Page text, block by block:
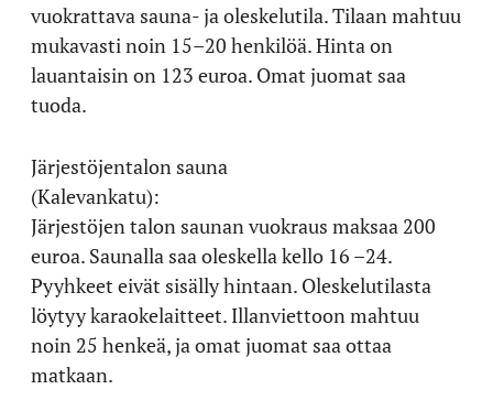
vuokrattava sauna- ja oleskelutila. Tilaan mahtuu
mukavasti noin 15–20 henkilöä. Hinta on
lauantaisin on 123 euroa. Omat juomat saa
tuoda.
Järjestöjentalon sauna
(Kalevankatu):
Järjestöjen talon saunan vuokraus maksaa 200
euroa. Saunalla saa oleskella kello 16 –24.
Pyyhkeet eivät sisälly hintaan. Oleskelutilasta
löytyy karaokelaitteet. Illanviettoon mahtuu
noin 25 henkeä, ja omat juomat saa ottaa
matkaan.